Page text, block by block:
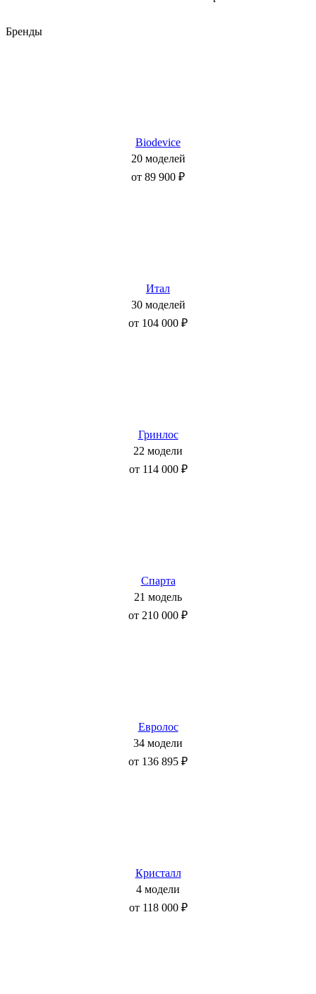
Бренды
Biodevice
20 моделей
от 89 900 ₽
Итал
30 моделей
от 104 000 ₽
Гринлос
22 модели
от 114 000 ₽
Спарта
21 модель
от 210 000 ₽
Евролос
34 модели
от 136 895 ₽
Кристалл
4 модели
от 118 000 ₽